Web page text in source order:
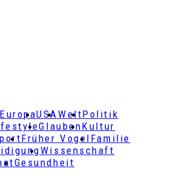
EuropaUSAWeltPolitik
GlaubenKultur
Früher Vogel Familie
Wissenschaft
Gesundheit